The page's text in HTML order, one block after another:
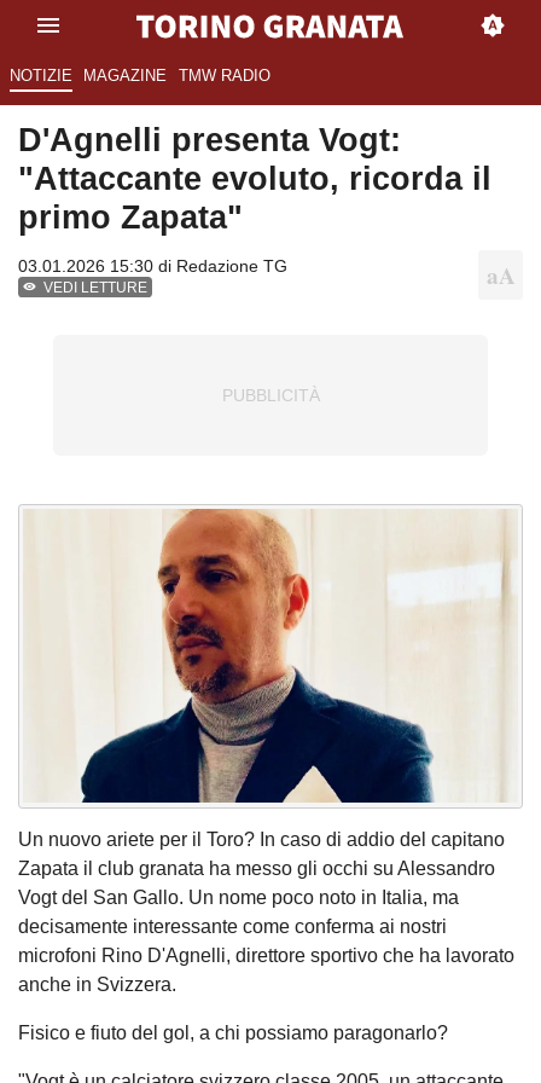
NOTIZIE MAGAZINE TMW RADIO
D'Agnelli presenta Vogt:
"Attaccante evoluto, ricorda il
primo Zapata"
03.01.2026 15:30 di Redazione TG
VEDI LETTURE
Un nuovo ariete per il Toro? In caso di addio del capitano
Zapata il club granata ha messo gli occhi su Alessandro
Vogt del San Gallo. Un nome poco noto in Italia, ma
decisamente interessante come conferma ai nostri
microfoni Rino D'Agnelli, direttore sportivo che ha lavorato
anche in Svizzera.
Fisico e fiuto del gol, a chi possiamo paragonarlo?